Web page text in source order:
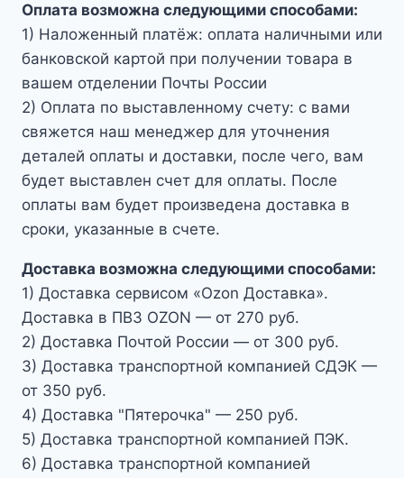
Оплата возможна следующими способами:
1) Наложенный платёж: оплата наличными или
банковской картой при получении товара в
вашем отделении Почты России
2) Оплата по выставленному счету: с вами
свяжется наш менеджер для уточнения
деталей оплаты и доставки, после чего, вам
будет выставлен счет для оплаты. После
оплаты вам будет произведена доставка в
сроки, указанные в счете.
Доставка возможна следующими способами:
1) Доставка сервисом «Ozon Доставка».
Доставка в ПВЗ OZON — от 270 руб.
2) Доставка Почтой России — от 300 руб.
3) Доставка транспортной компанией СДЭК —
от 350 руб.
4) Доставка "Пятерочка" — 250 руб.
5) Доставка транспортной компанией ПЭК.
6) Доставка транспортной компанией